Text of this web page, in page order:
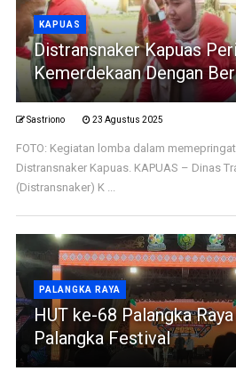
KAPUAS
Distransnaker Kapuas
Kemerdekaan Dengan
Sastriono 23 Agustus 2025
FOTO: Kegiatan lomba dalam
Distransnaker Kapuas. KAPUAS – Dinas
(Distransnaker) K ...
PALANGKA RAYA
HUT ke-68 Palangka
Palangka Festival